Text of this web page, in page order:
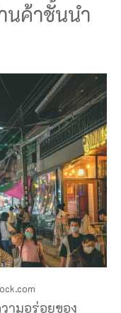
นค้าชั้นนำ
ามอร่อยของ